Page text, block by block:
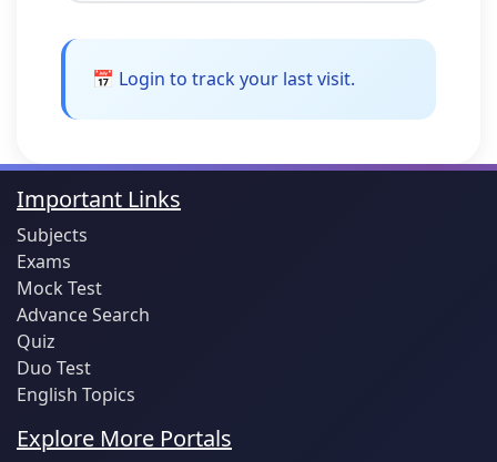
📅 Login to track your last visit.
Important Links
Subjects
Exams
Mock Test
Advance Search
Quiz
Duo Test
English Topics
Explore More Portals